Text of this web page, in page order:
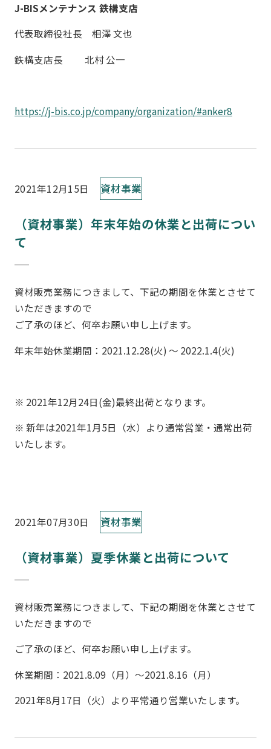
J-BISメンテナンス 鉄構支店
代表取締役社長 相澤 文也
鉄構支店長 北村 公一
https://j-bis.co.jp/company/organization/#anker8
2021年12月15日 資材事業
（資材事業）年末年始の休業と出荷につい
て
資材販売業務につきまして、下記の期間を休業とさせて
いただきますので
ご了承のほど、何卒お願い申し上げます。
年末年始休業期間：2021.12.28(火) ～ 2022.1.4(火)
※ 2021年12月24日(金)最終出荷となります。
※ 新年は2021年1月5日（水）より通常営業・通常出荷
いたします。
2021年07月30日 資材事業
（資材事業）夏季休業と出荷について
資材販売業務につきまして、下記の期間を休業とさせて
いただきますので
ご了承のほど、何卒お願い申し上げます。
休業期間：2021.8.09（月）～2021.8.16（月）
2021年8月17日（火）より平常通り営業いたします。